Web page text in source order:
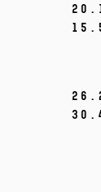
20.
15.
26.
30.